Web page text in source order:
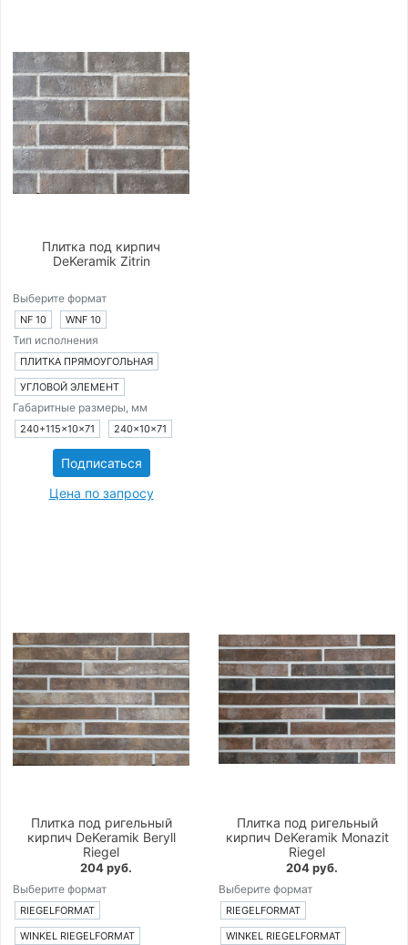
Плитка под кирпич
DeKeramik Zitrin
Выберите формат
NF 10 WNF 10
Тип исполнения
ПЛИТКА ПРЯМОУГОЛЬНАЯ
УГЛОВОЙ ЭЛЕМЕНТ
Габаритные размеры, мм
240+115×10×71 240×10×71
Подписаться
Цена по запросу
Плитка под ригельный
кирпич DeKeramik Beryll
Riegel
204 руб.
Выберите формат
RIEGELFORMAT
WINKEL RIEGELFORMAT
Плитка под ригельный
кирпич DeKeramik Monazit
Riegel
204 руб.
Выберите формат
RIEGELFORMAT
WINKEL RIEGELFORMAT